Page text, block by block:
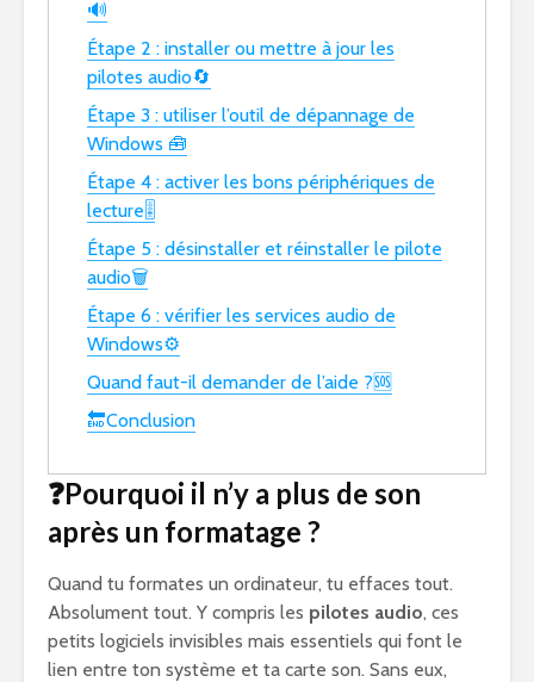
🔊
Étape 2 : installer ou mettre à jour les
pilotes audio🔄
Étape 3 : utiliser l’outil de dépannage de
Windows 🧰
Étape 4 : activer les bons périphériques de
lecture🎚️
Étape 5 : désinstaller et réinstaller le pilote
audio🗑️
Étape 6 : vérifier les services audio de
Windows⚙️
Quand faut-il demander de l’aide ?🆘
🔚Conclusion
❓Pourquoi il n’y a plus de son
après un formatage ?
Quand tu formates un ordinateur, tu effaces tout.
Absolument tout. Y compris les pilotes audio, ces
petits logiciels invisibles mais essentiels qui font le
lien entre ton système et ta carte son. Sans eux,